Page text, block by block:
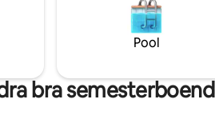
till restauranger,
matrum,
tre sovrum
Pool
bra